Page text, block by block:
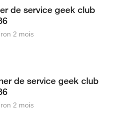
de service geek club
2 mois
de service geek club
2 mois